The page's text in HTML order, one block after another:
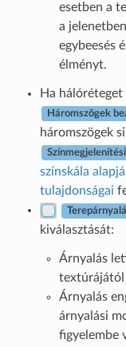
esetben a
a
egybeesés
élményt.
Ha
Háromszögek
háromszögek
színskála
tulajdonságai
kiválasztását:
Árnyalás
textúrájától
Árnyalás
árnyalási
figyelembe